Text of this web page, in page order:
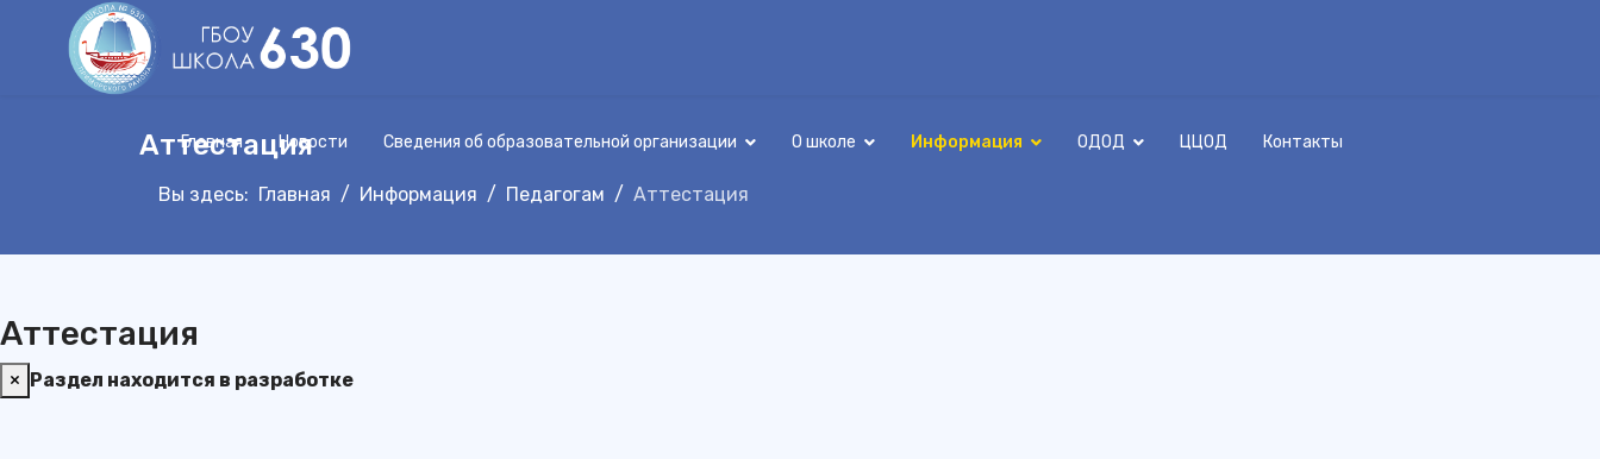
Главная Новости Сведения об образовательной организации О школе Информация ОДОД ЦЦОД Контакты
Аттестация
Вы здесь: Главная Информация Педагогам Аттестация
Аттестация
× Раздел находится в разработке